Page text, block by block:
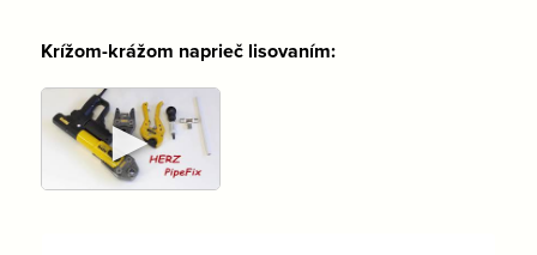
Krížom-krážom naprieč lisovaním:
►